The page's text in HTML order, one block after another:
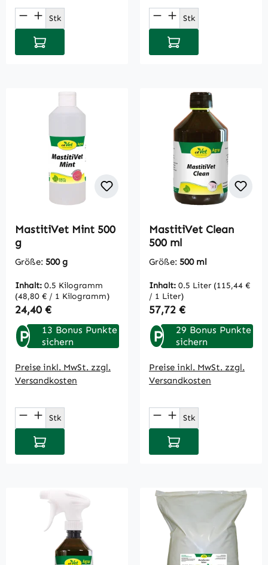
Produkt Anzahl: Gib den gewünschten
Stk
In den Warenkorb
Produkt Anzahl:
Stk
In den Warenkorb
MastitiVet Mint 500
g
Größe: 500 g
Inhalt: 0.5 Kilogramm
(48,80 € / 1 Kilogramm)
Regulärer Preis:
24,40 €
P
13 Bonus Punkte
sichern
Preise inkl. MwSt. zzgl.
Versandkosten
Produkt Anzahl: Gib den gewünschten
Stk
In den Warenkorb
MastitiVet Clean
500 ml
Größe: 500 ml
Inhalt: 0.5 Liter (115,44 €
/ 1 Liter)
Regulärer Preis:
57,72 €
P
29 Bonus Punkte
sichern
Preise inkl. MwSt. zzgl.
Versandkosten
Produkt Anzahl:
Stk
In den Warenkorb